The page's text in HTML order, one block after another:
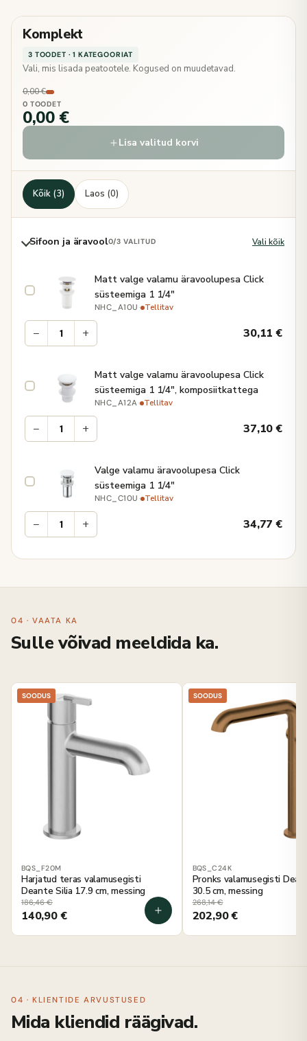
Komplekt
3 TOODET · 1 KATEGOORIAT
Vali, mis lisada peatootele. Kogused on muudetavad.
0,00 €
0 TOODET
0,00 €
Lisa valitud korvi
Kõik (3) Laos (0)
Sifoon ja äravool0/3 VALITUD Vali kõik
Matt valge valamu äravoolupesa Click
süsteemiga 1 1/4"
NHC_A10U · Tellitav
− + 30,11€
Matt valge valamu äravoolupesa Click
süsteemiga 1 1/4", komposiitkattega
NHC_A12A· Tellitav
− + 37,10€
Valge valamu äravoolupesa Click
süsteemiga 1 1/4"
NHC_C10U · Tellitav
− + 34,77€
04 · VAATA KA
Sulle võivad meeldida ka.
SOODUS
BQS_F20M
Harjatud teras valamusegisti
Deante Silia 17.9 cm, messing
186,46€
140,90€
SOODUS
BQS_C24K
Pronks valamusegisti
30.5 cm, messing
268,14€
202,90€
04 · KLIENTIDE ARVUSTUSED
Mida kliendid räägivad.